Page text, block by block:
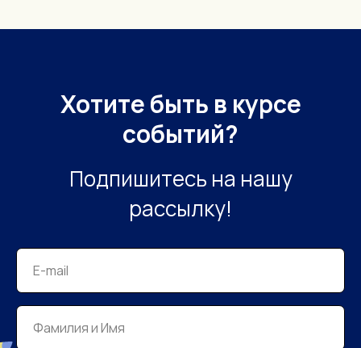
Хотите быть в курсе
событий?
Подпишитесь на нашу
рассылку!